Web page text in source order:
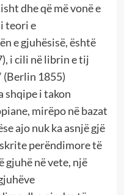
dhe që më vonë e
teori e
e gjuhësisë, është
i cili në librin e tij
(Berlin 1855)
shqipe i takon
mirëpo në bazat
ajo nuk ka asnjë gjë
perëndimore të
gjuhë në vete, një